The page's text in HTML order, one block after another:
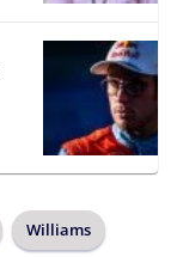
Williams